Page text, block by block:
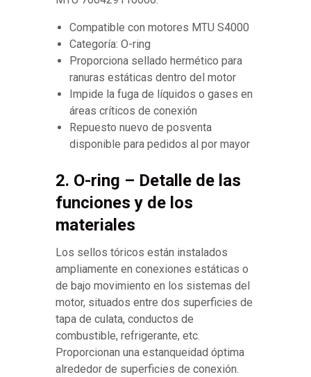
Compatible con motores MTU S4000
Categoría: O-ring
Proporciona sellado hermético para
ranuras estáticas dentro del motor
Impide la fuga de líquidos o gases en
áreas críticos de conexión
Repuesto nuevo de posventa
disponible para pedidos al por mayor
2. O-ring – Detalle de las
funciones y de los
materiales
Los sellos tóricos están instalados
ampliamente en conexiones estáticas o
de bajo movimiento en los sistemas del
motor, situados entre dos superficies de
tapa de culata, conductos de
combustible, refrigerante, etc.
Proporcionan una estanqueidad óptima
alrededor de superficies de conexión.